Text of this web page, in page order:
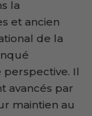
la
et ancien
de la
perspective. Il
avancés par
maintien au